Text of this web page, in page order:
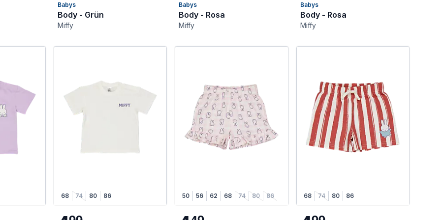
Babys
Body - Grün
Miffy
Babys
Body - Rosa
Miffy
Babys
Body - Rosa
Miffy
68 74 80 86 50 56 62 68 74 80 86 68 74 80 86